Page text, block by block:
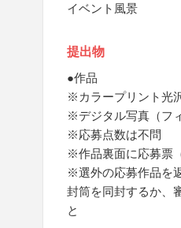
イベント風景
提出物
●作品
※カラープリント光
※デジタル写真（フ
※応募点数は不問
※作品裏面に応募票
※選外の応募作品を
封筒を同封するか、
と